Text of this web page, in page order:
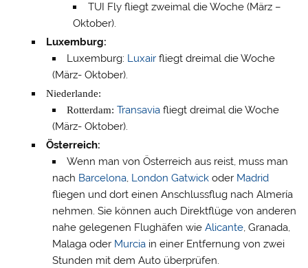
TUI Fly fliegt zweimal die Woche (März –
Oktober).
Luxemburg:
Luxemburg: Luxair fliegt dreimal die Woche
(März- Oktober).
Niederlande:
Rotterdam: Transavia fliegt dreimal die Woche
(März- Oktober).
Österreich:
Wenn man von Österreich aus reist, muss man
nach Barcelona, London Gatwickoder Madrid
fliegen und dort einen Anschlussflug nach Almería
nehmen. Sie können auch Direktflüge von anderen
nahe gelegenen Flughäfen wie Alicante, Granada,
Malaga oder Murciain einer Entfernung von zwei
Stunden mit dem Auto überprüfen.